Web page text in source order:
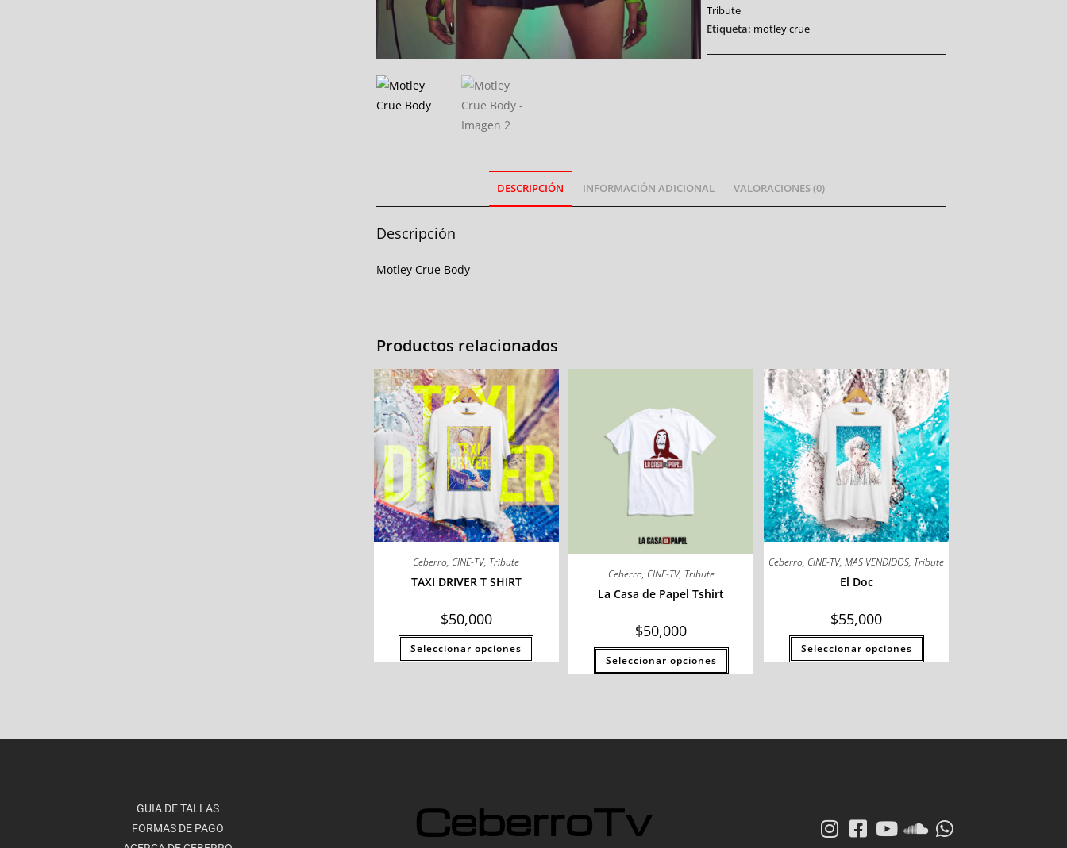
Tribute
Etiqueta: motley crue
DESCRIPCIÓN INFORMACIÓN ADICIONAL VALORACIONES (0)
Descripción
Motley Crue Body
Productos relacionados
Ceberro, CINE-TV, Tribute
TAXI DRIVER T SHIRT
$50,000
Seleccionar opciones
Ceberro, CINE-TV, Tribute
La Casa de Papel Tshirt
$50,000
Seleccionar opciones
Ceberro, CINE-TV,MAS VENDIDOS, Tribute
El Doc
$55,000
Seleccionar opciones
GUIA DE TALLAS
FORMAS DE PAGO
CeberroTv